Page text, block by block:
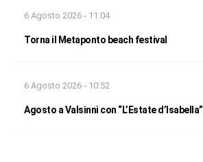
6 Agosto 2026 - 11:04
Torna il Metaponto beach festival
6 Agosto 2026 - 10:52
Agosto a Valsinni con “L’Estate d’Isabella”